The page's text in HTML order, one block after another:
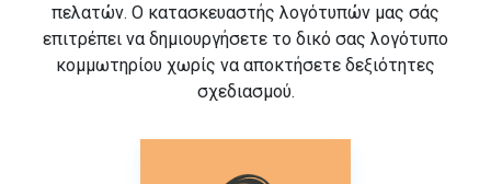
πελατών. Ο κατασκευαστής λογότυπών μας σάς
επιτρέπει να δημιουργήσετε το δικό σας λογότυπο
κομμωτηρίου χωρίς να αποκτήσετε δεξιότητες
σχεδιασμού.